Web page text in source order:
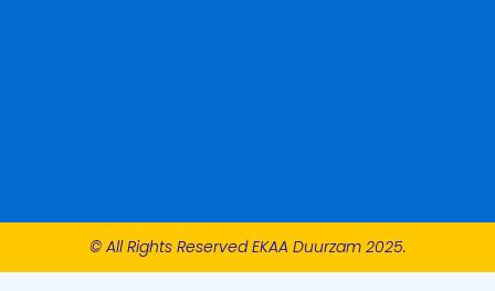
© All Rights Reserved EKAA Duurzam 2025.